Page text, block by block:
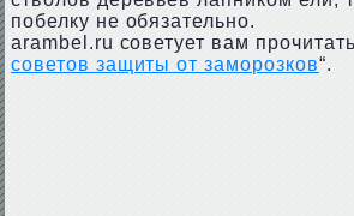
побелку не обязательно.
arambel.ru советует вам
советов защиты от заморозков“.